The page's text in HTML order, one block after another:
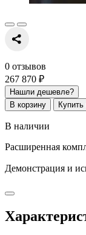
0 отзывов
267 870 ₽
Нашли дешевле?
В корзину
В наличии
Расширенная
Демонстрация и